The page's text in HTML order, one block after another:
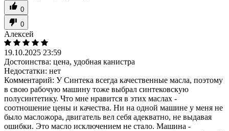
0
0
Алексей
19.10.2025 23:59
Достоинства: цена, удобная канистра
Недостатки: нет
Комментарий: У Синтека всегда качественные масла, поэтому
в свою рабочую машину тоже выбрал синтековскую
полусинтетику. Что мне нравится в этих маслах -
соотношение цены и качества. Ни на одной машине у меня не
было масложора, двигатель вел себя адекватно, не выдавая
ошибки. Это масло исключением не стало. Машина -